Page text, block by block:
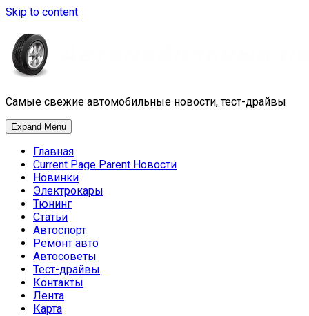
Skip to content
Самые свежие автомобильные новости, тест-драйвы
Expand Menu
Главная
Current Page Parent Новости
Новинки
Электрокары
Тюнинг
Статьи
Автоспорт
Ремонт авто
Автосоветы
Тест-драйвы
Контакты
Лента
Карта